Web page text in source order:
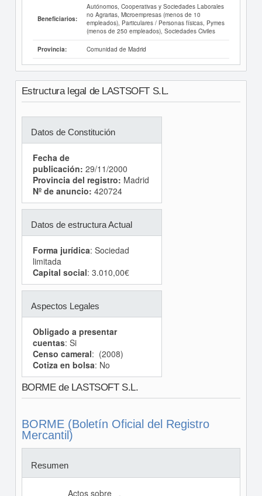
Beneficiarios:
Autónomos, Cooperativas y Sociedades Laborales
no Agrarias, Microempresas (menos de 10
empleados), Particulares / Personas físicas, Pymes
(menos de 250 empleados), Sociedades Civiles
Provincia: Comunidad de Madrid
Estructura legal de LASTSOFT S.L.
Datos de Constitución
Fecha de
publicación: 29/11/2000
Provincia del registro: Madrid
Nº de anuncio: 420724
Datos de estructura Actual
Forma jurídica: Sociedad
limitada
Capital social: 3.010,00€
Aspectos Legales
Obligado a presentar
cuentas: Si
Censo cameral: (2008)
Cotiza en bolsa: No
BORME de LASTSOFT S.L.
BORME (Boletín Oficial del Registro
Mercantil)
Resumen
Actos sobre